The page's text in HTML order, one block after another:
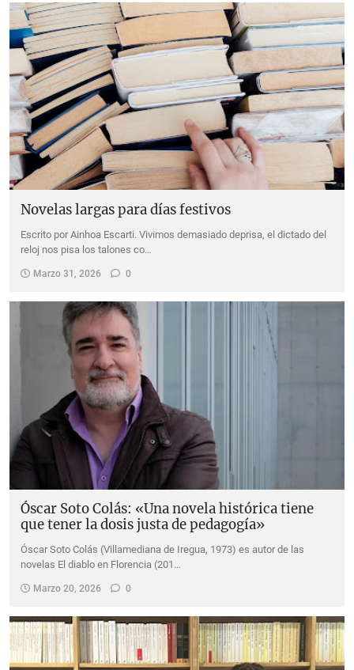
Novelas largas para días festivos
Escrito por Ainhoa Escarti. Vivimos demasiado deprisa, el dictado del
reloj nos pisa los talones co…
Marzo 31, 2026 0
Óscar Soto Colás: «Una novela histórica tiene
que tener la dosis justa de pedagogía»
Óscar Soto Colás (Villamediana de Iregua, 1973) es autor de las
novelas El diablo en Florencia (201…
Marzo 20, 2026 0